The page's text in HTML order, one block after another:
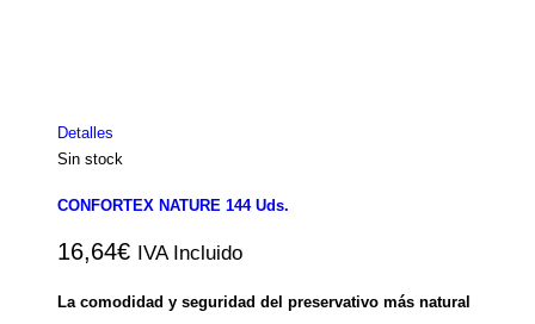
Detalles
Sin stock
CONFORTEX NATURE 144 Uds.
16,64€ IVA Incluido
La comodidad y seguridad del preservativo más natural